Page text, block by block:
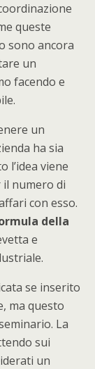
queste
sono ancora
un
facendo e
un
ha sia
l’idea viene
numero di
con esso.
della
e
se inserito
ma questo
La
sui
un